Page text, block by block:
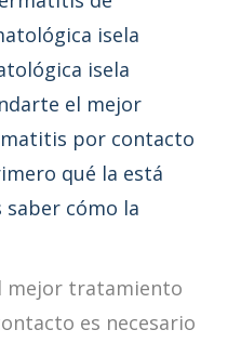
mejor tratamiento
es necesario